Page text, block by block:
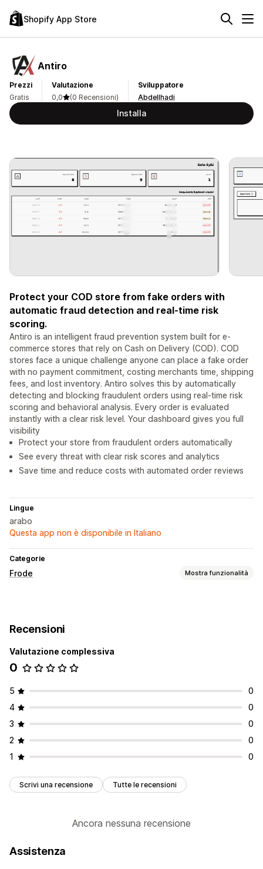
Shopify App Store
Antiro
Prezzi
Gratis
Valutazione
0,0
(0 Recensioni)
Sviluppatore
Abdellhadi
Installa
Protect your COD store from fake orders with
automatic fraud detection and real-time risk
scoring.
Antiro is an intelligent fraud prevention system built for e-
commerce stores that rely on Cash on Delivery (COD). COD
stores face a unique challenge anyone can place a fake order
with no payment commitment, costing merchants time, shipping
fees, and lost inventory. Antiro solves this by automatically
detecting and blocking fraudulent orders using real-time risk
scoring and behavioral analysis. Every order is evaluated
instantly with a clear risk level. Your dashboard gives you full
visibility
Protect your store from fraudulent orders automatically
See every threat with clear risk scores and analytics
Save time and reduce costs with automated order reviews
Lingue
arabo
Questa app non è disponibile in Italiano
Categorie
Frode Mostra funzionalità
Annullamento automatico
Recensioni
Valutazione complessiva
0
5
0
4
0
3
0
2
0
1
0
Scrivi una recensione Tutte le recensioni
Ancora nessuna recensione
Assistenza